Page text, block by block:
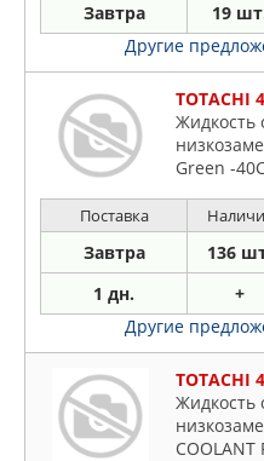
Завтра 19
Другие
TOTACHI
Green -
Поставка
Завтра 136
1 дн. +
Другие
TOTACHI
COOLANT